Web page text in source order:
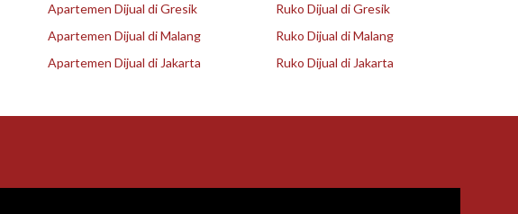
Apartemen Dijual di Gresik
Apartemen Dijual di Malang
Apartemen Dijual di Jakarta
Ruko Dijual di Gresik
Ruko Dijual di Malang
Ruko Dijual di Jakarta